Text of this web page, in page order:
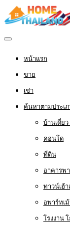
หน้าแรก
ขาย
เช่า
ค้นหาตามประเ
บ้านเดี่ย
คอนโด
ที่ดิน
อาคารพ
ทาวน์เฮ้
อพาร์ทเ
โรงงาน